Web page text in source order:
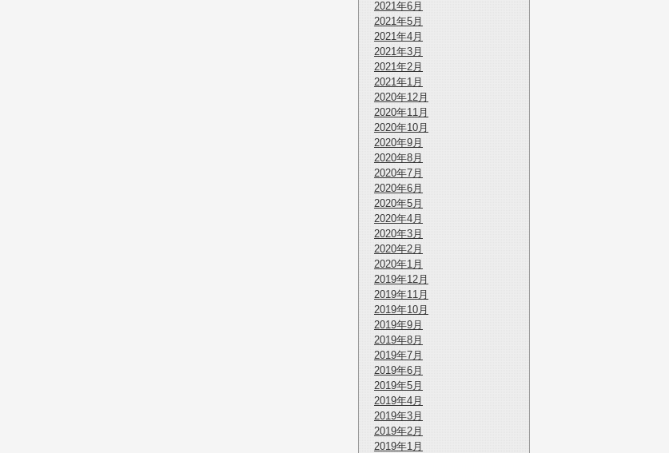
2021年6月
2021年5月
2021年4月
2021年3月
2021年2月
2021年1月
2020年12月
2020年11月
2020年10月
2020年9月
2020年8月
2020年7月
2020年6月
2020年5月
2020年4月
2020年3月
2020年2月
2020年1月
2019年12月
2019年11月
2019年10月
2019年9月
2019年8月
2019年7月
2019年6月
2019年5月
2019年4月
2019年3月
2019年2月
2019年1月